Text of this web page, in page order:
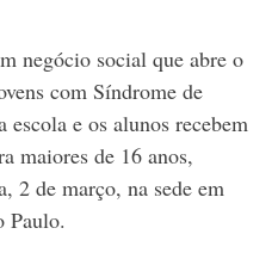
negócio social que abre o
com Síndrome de
e os alunos recebem
maiores de 16 anos,
2 de março, na sede em
Paulo.